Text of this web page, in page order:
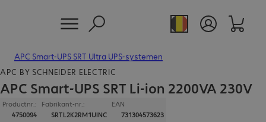
APC Smart-UPS SRT Ultra UPS-systemen
APC BY SCHNEIDER ELECTRIC
APC Smart-UPS SRT Li-ion 2200VA 230V
Productnr.:
4750094
Fabrikant-nr.:
SRTL2K2RM1UINC
EAN
731304573623